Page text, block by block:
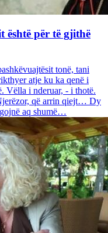
për të gjithë
tonë, tani
atje ku ka qenë i
Vëlla i nderuar, - i thotë.
që arrin qiejt… Dy
aq shumë…